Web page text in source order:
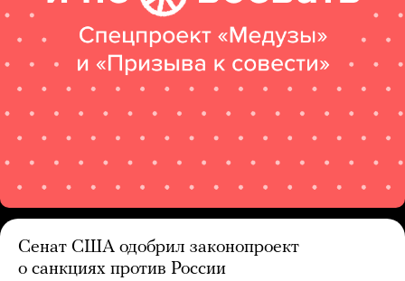
Сенат США одобрил законопроект
о санкциях против России